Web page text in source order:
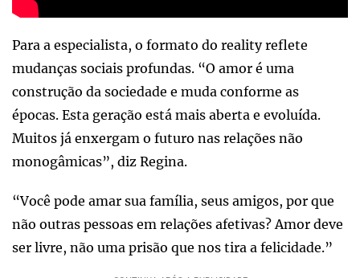
Para a especialista, o formato do reality reflete
mudanças sociais profundas. “O amor é uma
construção da sociedade e muda conforme as
épocas. Esta geração está mais aberta e evoluída.
Muitos já enxergam o futuro nas relações não
monogâmicas”, diz Regina.
“Você pode amar sua família, seus amigos, por que
não outras pessoas em relações afetivas? Amor deve
ser livre, não uma prisão que nos tira a felicidade.”